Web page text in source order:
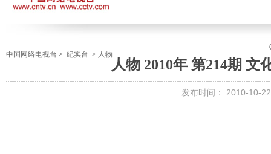
中国网络电视台 > 纪实台 > 人物
人物 2010年 第214期 文
发布时间： 2010-10-